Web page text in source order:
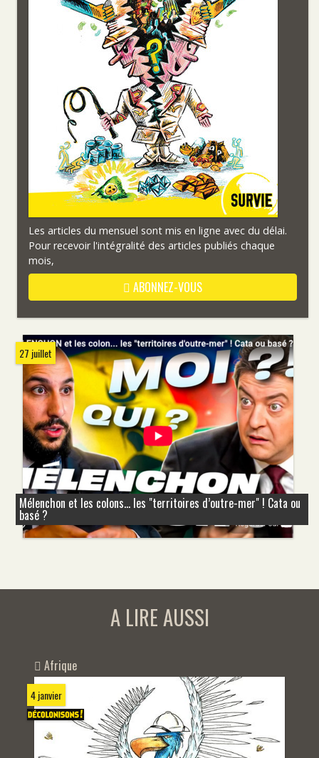
Les articles du mensuel sont mis en ligne avec du délai.
Pour recevoir l'intégralité des articles publiés chaque
mois,
ABONNEZ-VOUS
27 juillet
Mélenchon et les colons... les "territoires d’outre-mer" ! Cata ou
basé ?
A LIRE AUSSI
Afrique
4 janvier